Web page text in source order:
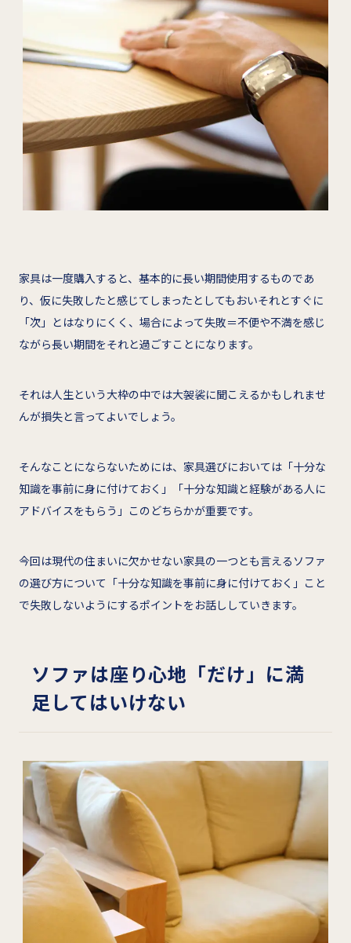
家具は一度購入すると、基本的に長い期間使用するものであ
り、仮に失敗したと感じてしまったとしてもおいそれとすぐに
「次」とはなりにくく、場合によって失敗＝不便や不満を感じ
ながら長い期間をそれと過ごすことになります。
それは人生という大枠の中では大袈裟に聞こえるかもしれませ
んが損失と言ってよいでしょう。
そんなことにならないためには、家具選びにおいては「十分な
知識を事前に身に付けておく」「十分な知識と経験がある人に
アドバイスをもらう」このどちらかが重要です。
今回は現代の住まいに欠かせない家具の一つとも言えるソファ
の選び方について「十分な知識を事前に身に付けておく」こと
で失敗しないようにするポイントをお話ししていきます。
ソファは座り心地「だけ」に満
足してはいけない